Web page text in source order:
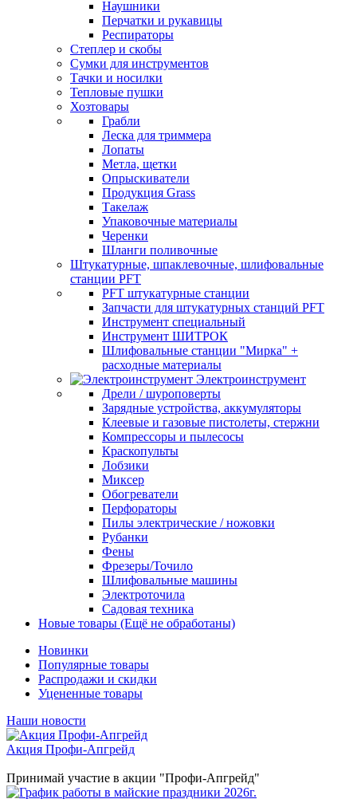
Наушники
Перчатки и рукавицы
Респираторы
Степлер и скобы
Сумки для инструментов
Тачки и носилки
Тепловые пушки
Хозтовары
Грабли
Леска для триммера
Лопаты
Метла, щетки
Опрыскиватели
Продукция Grass
Такелаж
Упаковочные материалы
Черенки
Шланги поливочные
Штукатурные, шпаклевочные, шлифовальные
станции PFT
PFT штукатурные станции
Запчасти для штукатурных станций PFT
Инструмент специальный
Инструмент ШИТРОК
Шлифовальные станции "Мирка" +
расходные материалы
Электроинструмент
Дрели / шуроповерты
Зарядные устройства, аккумуляторы
Клеевые и газовые пистолеты, стержни
Компрессоры и пылесосы
Краскопульты
Лобзики
Миксер
Обогреватели
Перфораторы
Пилы электрические / ножовки
Рубанки
Фены
Фрезеры/Точило
Шлифовальные машины
Электроточила
Садовая техника
Новые товары (Ещё не обработаны)
Новинки
Популярные товары
Распродажи и скидки
Уцененные товары
Наши новости
Акция Профи-Апгрейд
Принимай участие в акции "Профи-Апгрейд"